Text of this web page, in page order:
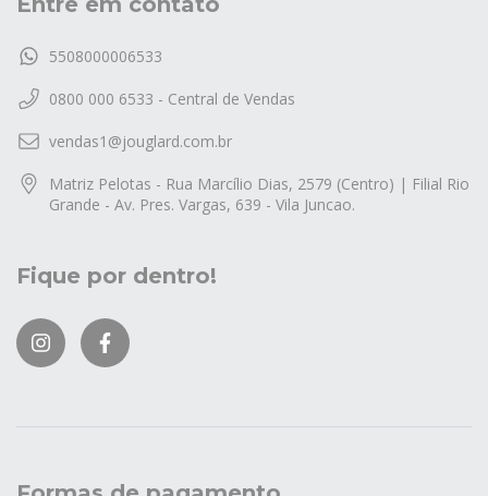
5508000006533
0800 000 6533 - Central de Vendas
vendas1@jouglard.com.br
Matriz Pelotas - Rua Marcílio Dias, 2579 (Centro) | Filial Rio
Grande - Av. Pres. Vargas, 639 - Vila Juncao.
Fique por dentro!